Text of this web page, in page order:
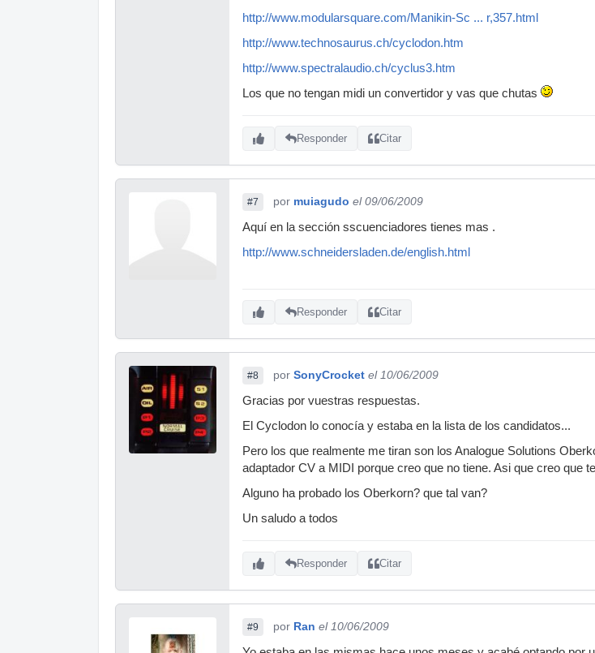
http://www.modularsquare.com/Manikin-Sc ... r,357.html
http://www.technosaurus.ch/cyclodon.htm
http://www.spectralaudio.ch/cyclus3.htm
Los que no tengan midi un convertidor y vas que chutas
Responder Citar
#7 por muiagudo el 09/06/2009
Aquí en la sección sscuenciadores tienes mas .
http://www.schneidersladen.de/english.html
Responder Citar
#8 por SonyCrocket el 10/06/2009
Gracias por vuestras respuestas.
El Cyclodon lo conocía y estaba en la lista de los candidatos...
Pero los que realmente me tiran son los Analogue Solutions
adaptador CV a MIDI porque creo que no tiene. Asi que creo que
Alguno ha probado los Oberkorn? que tal van?
Un saludo a todos
Responder Citar
#9 por Ran el 10/06/2009